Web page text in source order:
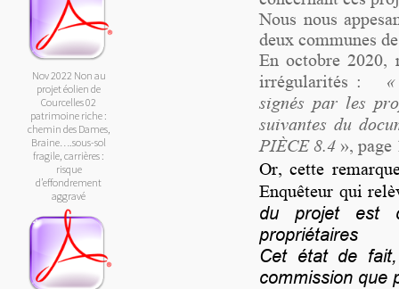
Nous nous
deux communes
En octobre 2020,
irrégularités :
signés par les
suivantes du
PIÈCE 8.4 », page
Or, cette
Enquêteur qui
du projet est
propriétaires
Cet état de
commission
Nov 2022 Non au
projet éolien de
Courcelles 02
patrimoine riche :
chemin des Dames,
Braine….sous-sol
fragile, carrières :
risque
d’effondrement
aggravé